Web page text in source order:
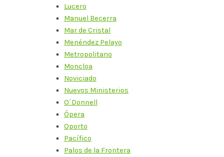
Lucero
Manuel Becerra
Mar de Cristal
Menéndez Pelayo
Metropolitano
Moncloa
Noviciado
Nuevos Ministerios
O´Donnell
Ópera
Oporto
Pacífico
Palos de la Frontera